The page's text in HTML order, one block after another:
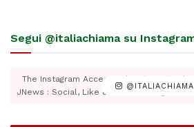
Segui @italiachiama su
@ITALIACHIAMA
The Instagram Access Token is expired,
JNews : Social, Like & View > Instagram